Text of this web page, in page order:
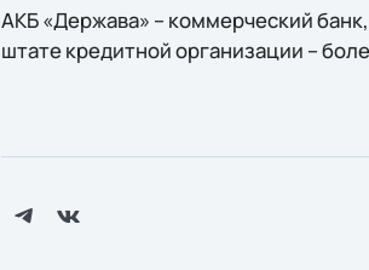
АКБ «Держава» – коммерческий
штате кредитной организации –